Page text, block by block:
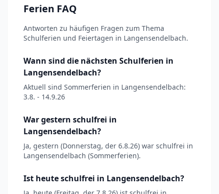
Ferien FAQ
Antworten zu häufigen Fragen zum Thema
Schulferien und Feiertagen in Langensendelbach.
Wann sind die nächsten Schulferien in
Langensendelbach?
Aktuell sind Sommerferien in Langensendelbach:
3.8. - 14.9.26
War gestern schulfrei in
Langensendelbach?
Ja, gestern (Donnerstag, der 6.8.26) war schulfrei in
Langensendelbach (Sommerferien).
Ist heute schulfrei in Langensendelbach?